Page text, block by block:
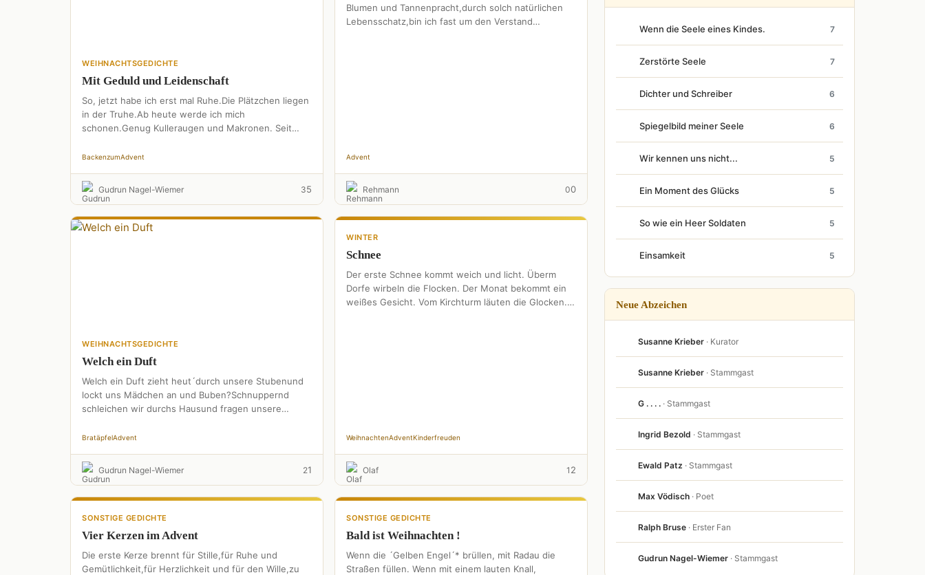
WEIHNACHTSGEDICHTE
Mit Geduld und Leidenschaft
So, jetzt habe ich erst mal Ruhe.Die Plätzchen liegen
in der Truhe.Ab heute werde ich mich
schonen.Genug Kulleraugen und Makronen. Seit
BackenzumAdvent
Gudrun Nagel-Wiemer 35
Blumen und Tannenpracht,durch solch natürlichen
Lebensschatz,bin ich fast um den Verstand
Advent
Rehmann 00
WEIHNACHTSGEDICHTE
Welch ein Duft
Welch ein Duft zieht heut´durch unsere Stubenund
lockt uns Mädchen an und Buben?Schnuppernd
schleichen wir durchs Hausund fragen unsere
BratäpfelAdvent
Gudrun Nagel-Wiemer 21
WINTER
Schnee
Der erste Schnee kommt weich und licht. Überm
Dorfe wirbeln die Flocken. Der Monat bekommt ein
weißes Gesicht. Vom Kirchturm läuten die Glocken.
WeihnachtenAdventKinderfreuden
Olaf 1 2
SONSTIGE GEDICHTE
Vier Kerzen im Advent
Die erste Kerze brennt für Stille,für Ruhe und
Gemütlichkeit,für Herzlichkeit und für den Wille,zu
SONSTIGE GEDICHTE
Bald ist Weihnachten !
Wenn die ´Gelben Engel´* brüllen, mit Radau die
Straßen füllen. Wenn mit einem lauten Knall,
Wenn die Seele eines Kindes. 7
Zerstörte Seele 7
Dichter und Schreiber 6
Spiegelbild meiner Seele 6
Wir kennen uns nicht... 5
Ein Moment des Glücks 5
So wie ein Heer Soldaten 5
Einsamkeit 5
Neue Abzeichen
Susanne Krieber · Kurator
Susanne Krieber · Stammgast
G . . . . · Stammgast
Ingrid Bezold · Stammgast
Ewald Patz · Stammgast
Max Vödisch · Poet
Ralph Bruse · Erster Fan
Gudrun Nagel-Wiemer · Stammgast